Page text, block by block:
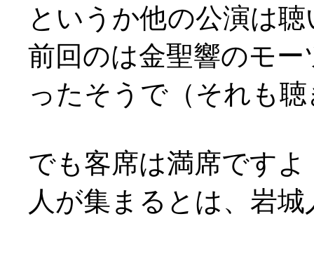
というか他の公演は
前回のは金聖響のモ
ったそうで（それも
でも客席は満席です
人が集まるとは、岩